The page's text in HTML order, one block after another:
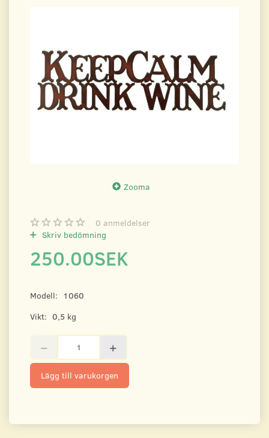
Zooma
0 anmeldelser
Skriv bedömning
250.00SEK
Modell:
1060
Vikt: 0,5 kg
Lägg till varukorgen